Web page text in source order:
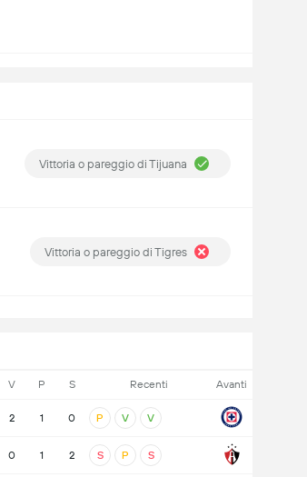
V P S Recenti Avanti
2 1 0 P V V
0 1 2 S P S
Vittoria o pareggio di Tijuana
Vittoria o pareggio di Tigres